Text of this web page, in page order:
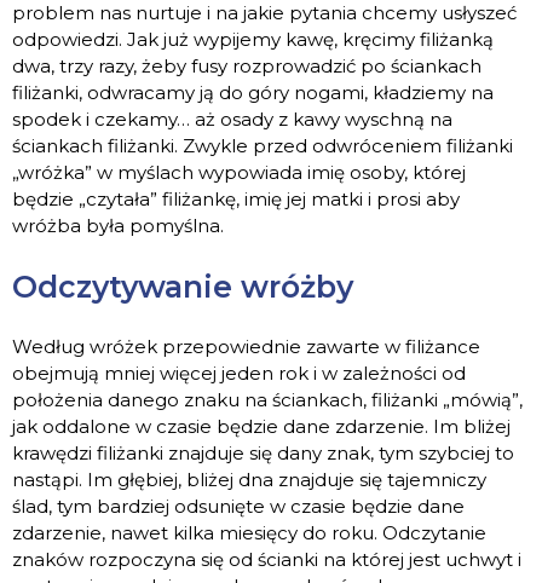
problem nas nurtuje i na jakie pytania chcemy usłyszeć
odpowiedzi. Jak już wypijemy kawę, kręcimy filiżanką
dwa, trzy razy, żeby fusy rozprowadzić po ściankach
filiżanki, odwracamy ją do góry nogami, kładziemy na
spodek i czekamy… aż osady z kawy wyschną na
ściankach filiżanki. Zwykle przed odwróceniem filiżanki
„wróżka” w myślach wypowiada imię osoby, której
będzie „czytała” filiżankę, imię jej matki i prosi aby
wróżba była pomyślna.
Odczytywanie wróżby
Według wróżek przepowiednie zawarte w filiżance
obejmują mniej więcej jeden rok i w zależności od
położenia danego znaku na ściankach, filiżanki „mówią”,
jak oddalone w czasie będzie dane zdarzenie. Im bliżej
krawędzi filiżanki znajduje się dany znak, tym szybciej to
nastąpi. Im głębiej, bliżej dna znajduje się tajemniczy
ślad, tym bardziej odsunięte w czasie będzie dane
zdarzenie, nawet kilka miesięcy do roku. Odczytanie
znaków rozpoczyna się od ścianki na której jest uchwyt i